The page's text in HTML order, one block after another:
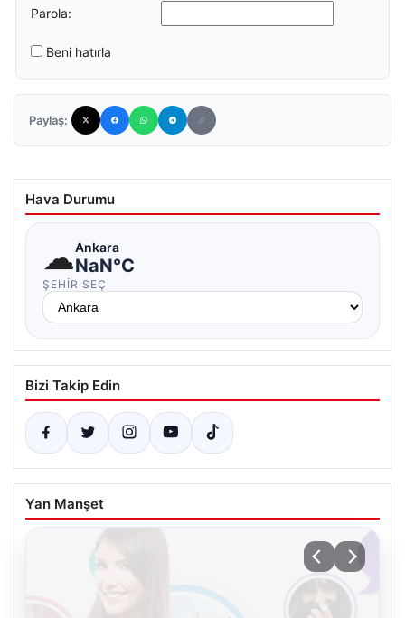
Parola:
Beni hatırla
Paylaş:
Hava Durumu
☁Ankara
NaN°C
ŞEHIR SEÇ
Bizi Takip Edin
Yan Manşet